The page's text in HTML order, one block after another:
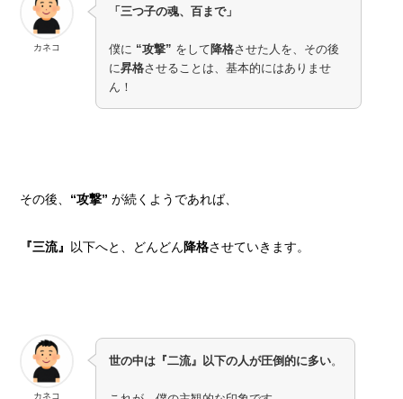
カネコ
「三つ子の魂、百まで」
僕に “攻撃” をして 降格させた人を、その後
に昇格させることは、基本的にはありませ
ん！
その後、 “攻撃”が続くようであれば、
『三流』 以下へと、どんどん降格させていきます。
カネコ
世の中は『二流』以下の人が圧倒的に多い。